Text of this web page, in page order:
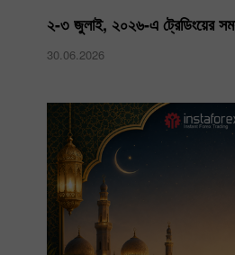
২-৩ জুলাই, ২০২৬-এ ট্রেডিংয়ের
30.06.2026